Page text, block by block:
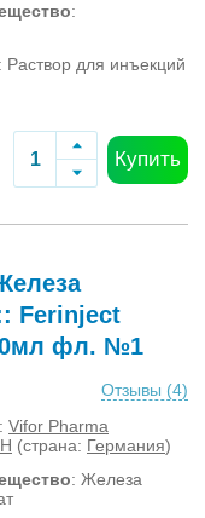
:
: Раствор для инъекций
Купить
Ferinject
фл. №1
Отзывы (4)
: Vifor Pharma
(страна: Германия)
: Железа